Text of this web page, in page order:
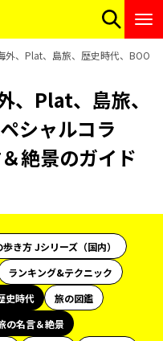
外、Plat、島旅、歴史時代、
、Plat、島旅、
シャルコラ
絶景のガイド
き方 Jシリーズ（国内）
ランキング&テクニック
史時代
旅の図鑑
の名言＆絶景